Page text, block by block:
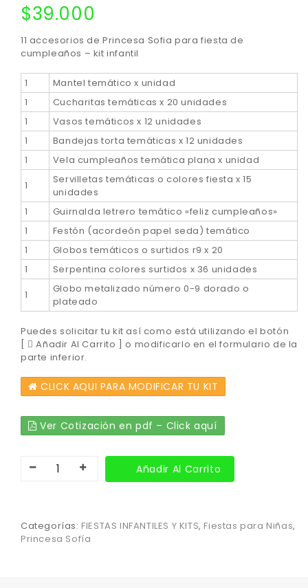
$39.000
11 accesorios de Princesa Sofia para fiesta de
cumpleaños – kit infantil
1
Mantel temático x unidad
1
Cucharitas temáticas x 20 unidades
1
Vasos temáticos x 12 unidades
1
Bandejas torta temáticas x 12 unidades
1
Vela cumpleaños temática plana x unidad
1
Servilletas temáticas o colores fiesta x 15
unidades
1
Guirnalda letrero temático «feliz cumpleaños»
1
Festón (acordeón papel seda) temático
1
Globos temáticos o surtidos r9 x 20
1
Serpentina colores surtidos x 36 unidades
1
Globo metalizado número 0-9 dorado o
plateado
Puedes solicitar tu kit así como está utilizando el botón
[
Añadir Al Carrito ] o modificarlo en el formulario de la
parte inferior.
CLICK AQUI PARA MODIFICAR TU KIT
Ver Cotización en pdf – Click aquí
Añadir Al Carrito
Categorías: FIESTAS INFANTILES Y KITS, Fiestas para Niñas,
Princesa Sofía